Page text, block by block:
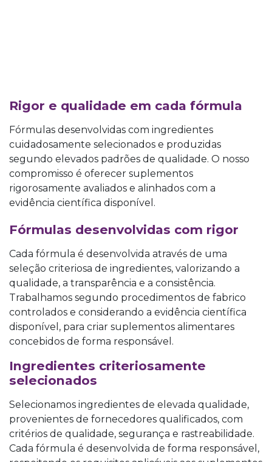
Rigor e qualidade em cada fórmula
Fórmulas desenvolvidas com ingredientes
cuidadosamente selecionados e produzidas
segundo elevados padrões de qualidade. O nosso
compromisso é oferecer suplementos
rigorosamente avaliados e alinhados com a
evidência científica disponível.
​Fórmulas desenvolvidas com rigor
Cada fórmula é desenvolvida através de uma
seleção criteriosa de ingredientes, valorizando a
qualidade, a transparência e a consistência.
Trabalhamos segundo procedimentos de fabrico
controlados e considerando a evidência científica
disponível, para criar suplementos alimentares
concebidos de forma responsável.
Ingredientes criteriosamente
selecionados
Selecionamos ingredientes de elevada qualidade,
provenientes de fornecedores qualificados, com
critérios de qualidade, segurança e rastreabilidade.
Cada fórmula é desenvolvida de forma responsável,